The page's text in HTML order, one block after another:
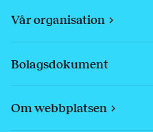
Vår organisation
Bolagsdokument
Om webbplatsen